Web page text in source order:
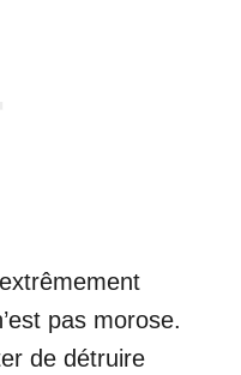
pas morose.
de détruire